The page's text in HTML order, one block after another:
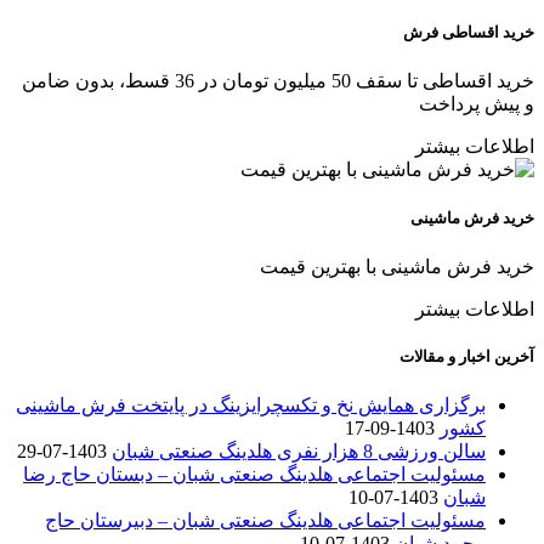
خرید اقساطی فرش
خرید اقساطی تا سقف 50 میلیون تومان در 36 قسط، بدون ضامن
و پیش پرداخت
اطلاعات بیشتر
خرید فرش ماشینی
خرید فرش ماشینی با بهترین قیمت
اطلاعات بیشتر
آخرین اخبار و مقالات
برگزاری همایش نخ و تکسچرایزینگ در پایتخت فرش ماشینی
کشور 1403-09-17
سالن ورزشی 8 هزار نفری هلدینگ صنعتی شبان
1403-07-29
مسئولیت اجتماعی هلدینگ صنعتی شبان – دبستان حاج رضا
شبان 1403-07-10
مسئولیت اجتماعی هلدینگ صنعتی شبان – دبیرستان حاج